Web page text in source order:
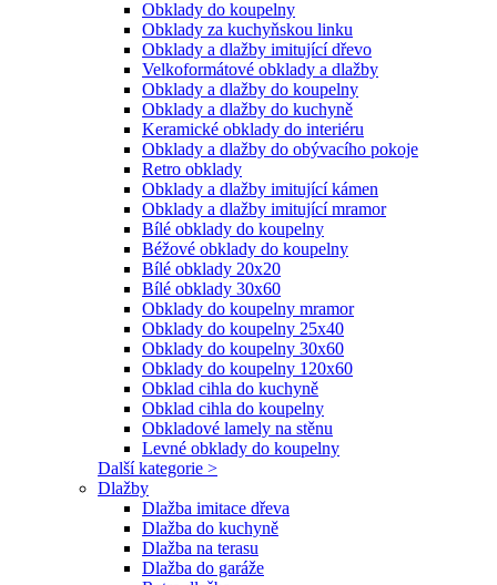
Obklady do koupelny
Obklady za kuchyňskou linku
Obklady a dlažby imitující dřevo
Velkoformátové obklady a dlažby
Obklady a dlažby do koupelny
Obklady a dlažby do kuchyně
Keramické obklady do interiéru
Obklady a dlažby do obývacího pokoje
Retro obklady
Obklady a dlažby imitující kámen
Obklady a dlažby imitující mramor
Bílé obklady do koupelny
Béžové obklady do koupelny
Bílé obklady 20x20
Bílé obklady 30x60
Obklady do koupelny mramor
Obklady do koupelny 25x40
Obklady do koupelny 30x60
Obklady do koupelny 120x60
Obklad cihla do kuchyně
Obklad cihla do koupelny
Obkladové lamely na stěnu
Levné obklady do koupelny
Další kategorie >
Dlažby
Dlažba imitace dřeva
Dlažba do kuchyně
Dlažba na terasu
Dlažba do garáže